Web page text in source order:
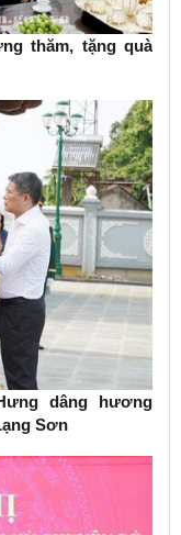
thăm, tặng quà
dâng hương
Sơn